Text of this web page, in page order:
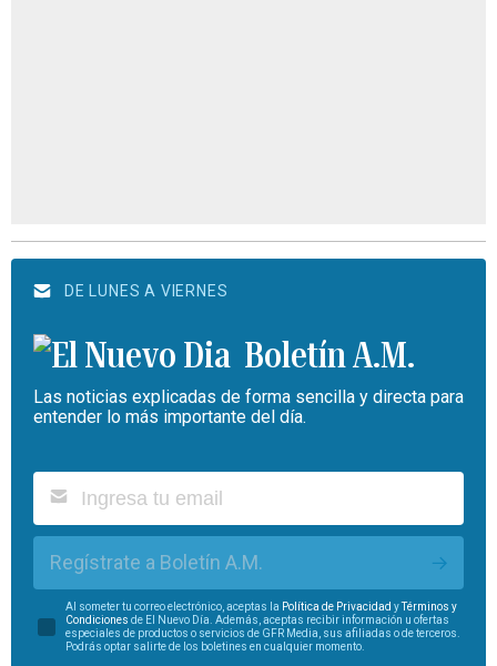
DE LUNES A VIERNES
Boletín A.M.
Las noticias explicadas de forma sencilla y directa para
entender lo más importante del día.
Regístrate a Boletín A.M.
Al someter tu correo electrónico, aceptas la Política de Privacidad y
Términos y
Condiciones de El Nuevo Día. Además, aceptas recibir información u ofertas
especiales de productos o servicios de GFR Media, sus afiliadas o de terceros.
Podrás optar salirte de los boletines en cualquier momento.